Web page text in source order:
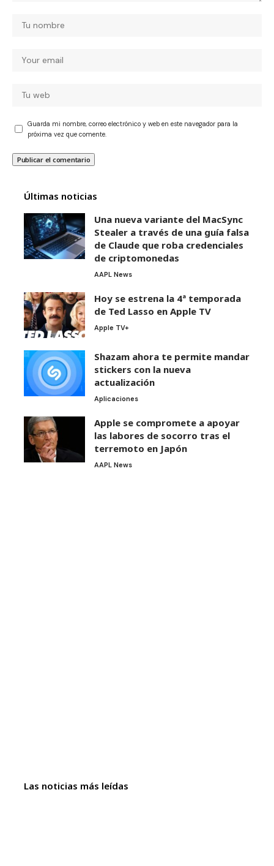
Guarda mi nombre, correo electrónico y web en este navegador para la
próxima vez que comente.
Últimas noticias
Una nueva variante del MacSync
Stealer a través de una guía falsa
de Claude que roba credenciales
de criptomonedas
AAPL News
Hoy se estrena la 4ª temporada
de Ted Lasso en Apple TV
Apple TV+
Shazam ahora te permite mandar
stickers con la nueva
actualización
Aplicaciones
Apple se compromete a apoyar
las labores de socorro tras el
terremoto en Japón
AAPL News
Las noticias más leídas